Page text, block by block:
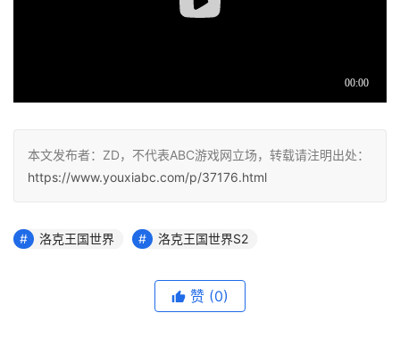
本文发布者：ZD，不代表ABC游戏网立场，转载请注明出处：
https://www.youxiabc.com/p/37176.html
洛克王国世界 洛克王国世界S2
赞 (0)